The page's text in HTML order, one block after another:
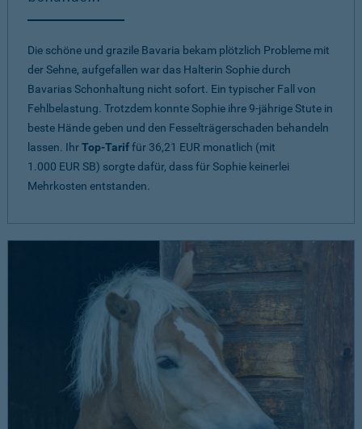
Die schöne und grazile Bavaria bekam plötzlich Probleme mit
der Sehne, aufgefallen war das Halterin Sophie durch
Bavarias Schonhaltung nicht sofort. Ein typischer Fall von
Fehlbelastung. Trotzdem konnte Sophie ihre 9-jährige Stute in
beste Hände geben und den Fesselträgerschaden behandeln
lassen. IhrTop-Tariffür 36,21 EUR monatlich (mit
1.000 EUR SB) sorgte dafür, dass für Sophie keinerlei
Mehrkosten entstanden.